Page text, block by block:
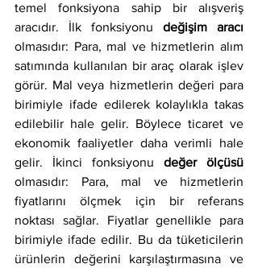
temel fonksiyona sahip bir alışveriş
aracıdır. İlk fonksiyonu
olmasıdır: Para, mal ve hizmetlerin alım
satımında kullanılan bir araç olarak işlev
görür. Mal veya hizmetlerin değeri para
birimiyle ifade edilerek kolaylıkla takas
edilebilir hale gelir. Böylece ticaret ve
ekonomik faaliyetler daha verimli hale
gelir. İkinci fonksiyonu
olmasıdır: Para, mal ve hizmetlerin
fiyatlarını ölçmek için bir referans
noktası sağlar. Fiyatlar genellikle para
birimiyle ifade edilir. Bu da tüketicilerin
ürünlerin değerini karşılaştırmasına ve